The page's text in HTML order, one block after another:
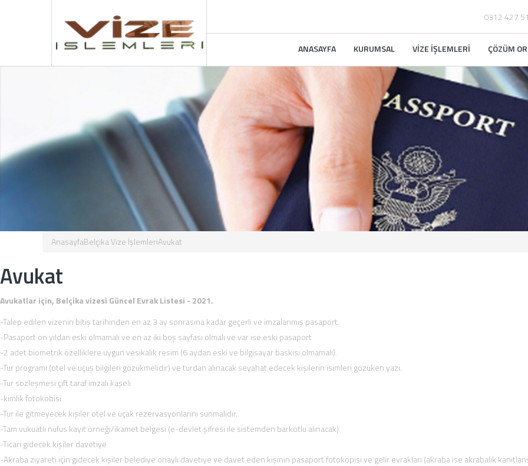
ANASAYFA KURUMSAL VİZE İŞLEMLERİ ÇÖZÜM
0312 427
AnasayfaBelçika Vize İşlemleriAvukat
Avukat
Avukatlar için, Belçika vizesi Güncel Evrak Listesi - 2021.
-Talep edilen vizenin bitiş tarihinden en az 3 ay sonrasına kadar geçerli ve imzalanmış pasaport.
-Pasaport on yıldan eski olmamalı ve en az iki boş sayfası olmalı ve var ise eski pasaport
-2 adet biometrik özelliklere uygun vesikalık resim (6 aydan eski ve bilgisayar baskısı olmamalı).
-Tur programı (otel ve uçuş bilgileri gözükmelidir) ve turdan alınacak seyahat edecek kişilerin isimleri gözüken yazı.
-Tur sözleşmesi çift taraf imzalı kaşeli
-kimlik fotokobisi
-Tur ile gitmeyecek kişiler otel ve uçak rezervasyonlarını sunmalıdır.
-Tam vukuatlı nüfus kayıt örneği/ikamet belgesi (e-devlet şifresi ile sistemden barkotlu alınacak)
-Ticari gidecek kişiler davetiye
-Akraba ziyareti için gidecek kişiler belediye onaylı davetiye ve davet eden kişinin pasaport fotokopisi ve gelir evrakları (akraba ise akrabalık